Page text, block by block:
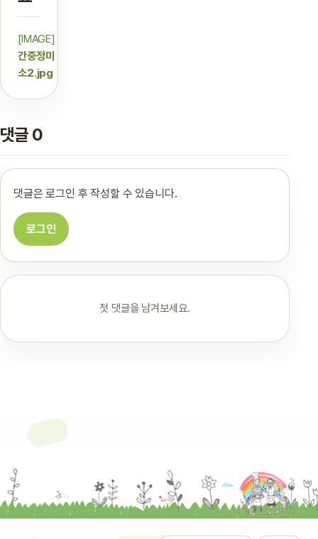
[IMAGE]
간중정미
소2.jpg
댓글 0
댓글은 로그인 후 작성할 수 있습니다.
로그인
첫 댓글을 남겨보세요.